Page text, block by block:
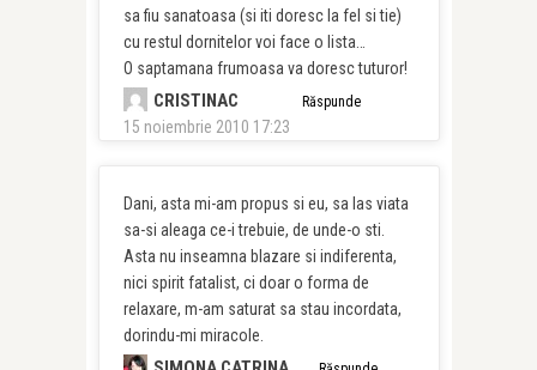
sa fiu sanatoasa (si iti doresc la fel si tie)
cu restul dornitelor voi face o lista…
O saptamana frumoasa va doresc tuturor!
CRISTINAC
15 noiembrie 2010 17:23
Răspunde
Dani, asta mi-am propus si eu, sa las viata
sa-si aleaga ce-i trebuie, de unde-o sti.
Asta nu inseamna blazare si indiferenta,
nici spirit fatalist, ci doar o forma de
relaxare, m-am saturat sa stau incordata,
dorindu-mi miracole.